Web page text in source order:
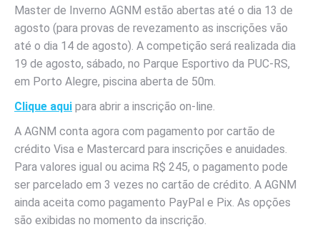
Master de Inverno AGNM estão abertas até o dia 13 de
agosto (para provas de revezamento as inscrições vão
até o dia 14 de agosto). A competição será realizada dia
19 de agosto, sábado, no Parque Esportivo da PUC-RS,
em Porto Alegre, piscina aberta de 50m.
Clique aqui para abrir a inscrição on-line.
A AGNM conta agora com pagamento por cartão de
crédito Visa e Mastercard para inscrições e anuidades.
Para valores igual ou acima R$ 245, o pagamento pode
ser parcelado em 3 vezes no cartão de crédito. A AGNM
ainda aceita como pagamento PayPal e Pix. As opções
são exibidas no momento da inscrição.